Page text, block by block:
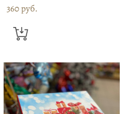
360 pуб.